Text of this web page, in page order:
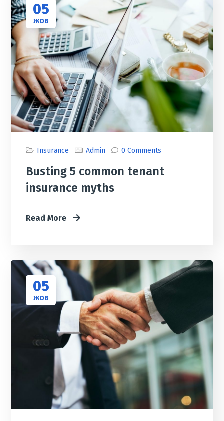
05
ЖОВ
Insurance Admin 0 Comments
Busting 5 common tenant
insurance myths
Read More
05
ЖОВ